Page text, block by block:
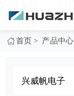
首页 > 产品中心